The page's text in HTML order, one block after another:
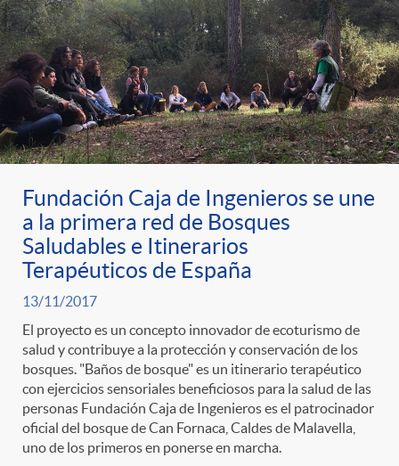
Fundación Caja de Ingenieros se une
a la primera red de Bosques
Saludables e Itinerarios
Terapéuticos de España
13/11/2017
El proyecto es un concepto innovador de ecoturismo de
salud y contribuye a la protección y conservación de los
bosques. "Baños de bosque" es un itinerario terapéutico
con ejercicios sensoriales beneficiosos para la salud de las
personas Fundación Caja de Ingenieros es el patrocinador
oficial del bosque de Can Fornaca, Caldes de Malavella,
uno de los primeros en ponerse en marcha.